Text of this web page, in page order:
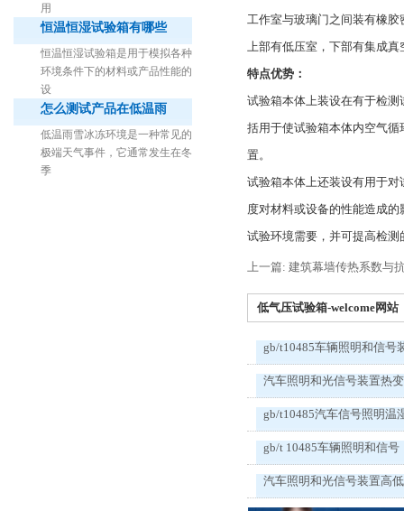
用
恒温恒湿试验箱有哪些
恒温恒湿试验箱是用于模拟各种
环境条件下的材料或产品性能的
设
怎么测试产品在低温雨
低温雨雪冰冻环境是一种常见的
极端天气事件，它通常发生在冬
季
工作室与玻璃门之间装有橡
上部有低压室，下部有集成真
特点优势：
试验箱本体上装设在有于检
括用于使试验箱本体内空气
置。
试验箱本体上还装设有用于
度对材料或设备的性能造成
试验环境需要，并可提高检测
上一篇: 建筑幕墙传热系数与
低气压试验箱-welcome网站
gb/t10485车辆照明和信号
汽车照明和光信号装置热
gb/t10485汽车信号照明温
gb/t 10485车辆照明和信号
汽车照明和光信号装置高